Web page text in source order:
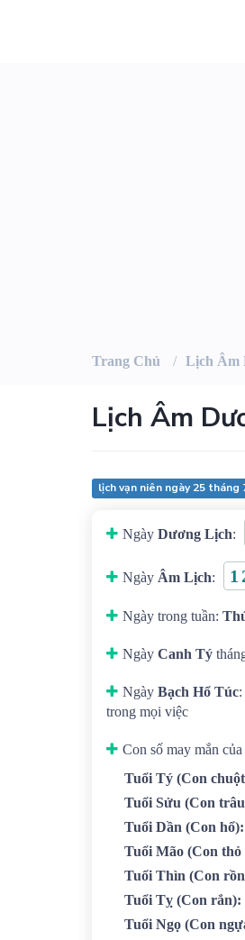
Trang Chủ Lịch Âm
Lịch Âm
lịch vạn niên ngày 25 tháng
Ngày Dương Lịch:
Ngày Âm Lịch:
Ngày trong tuần:
Ngày Canh Tý
Ngày Bạch Hổ Túc
trong mọi việc
Con số may mắn
Tuổi Tý (Con
Tuổi Sửu (Con
Tuổi Dần (Con hổ):
Tuổi Mão (Con thỏ
Tuổi Thìn (Con
Tuổi Tỵ (Con rắn):
Tuổi Ngọ (Con